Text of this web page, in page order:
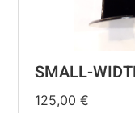
SMALL-
125,00€